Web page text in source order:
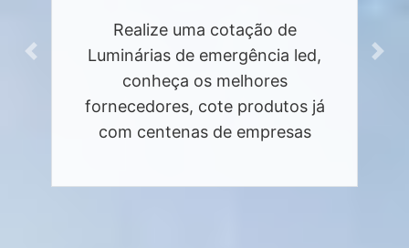
Realize uma cotação de
Luminárias de emergência led,
conheça os melhores
fornecedores, cote produtos já
com centenas de empresas
Previous Next